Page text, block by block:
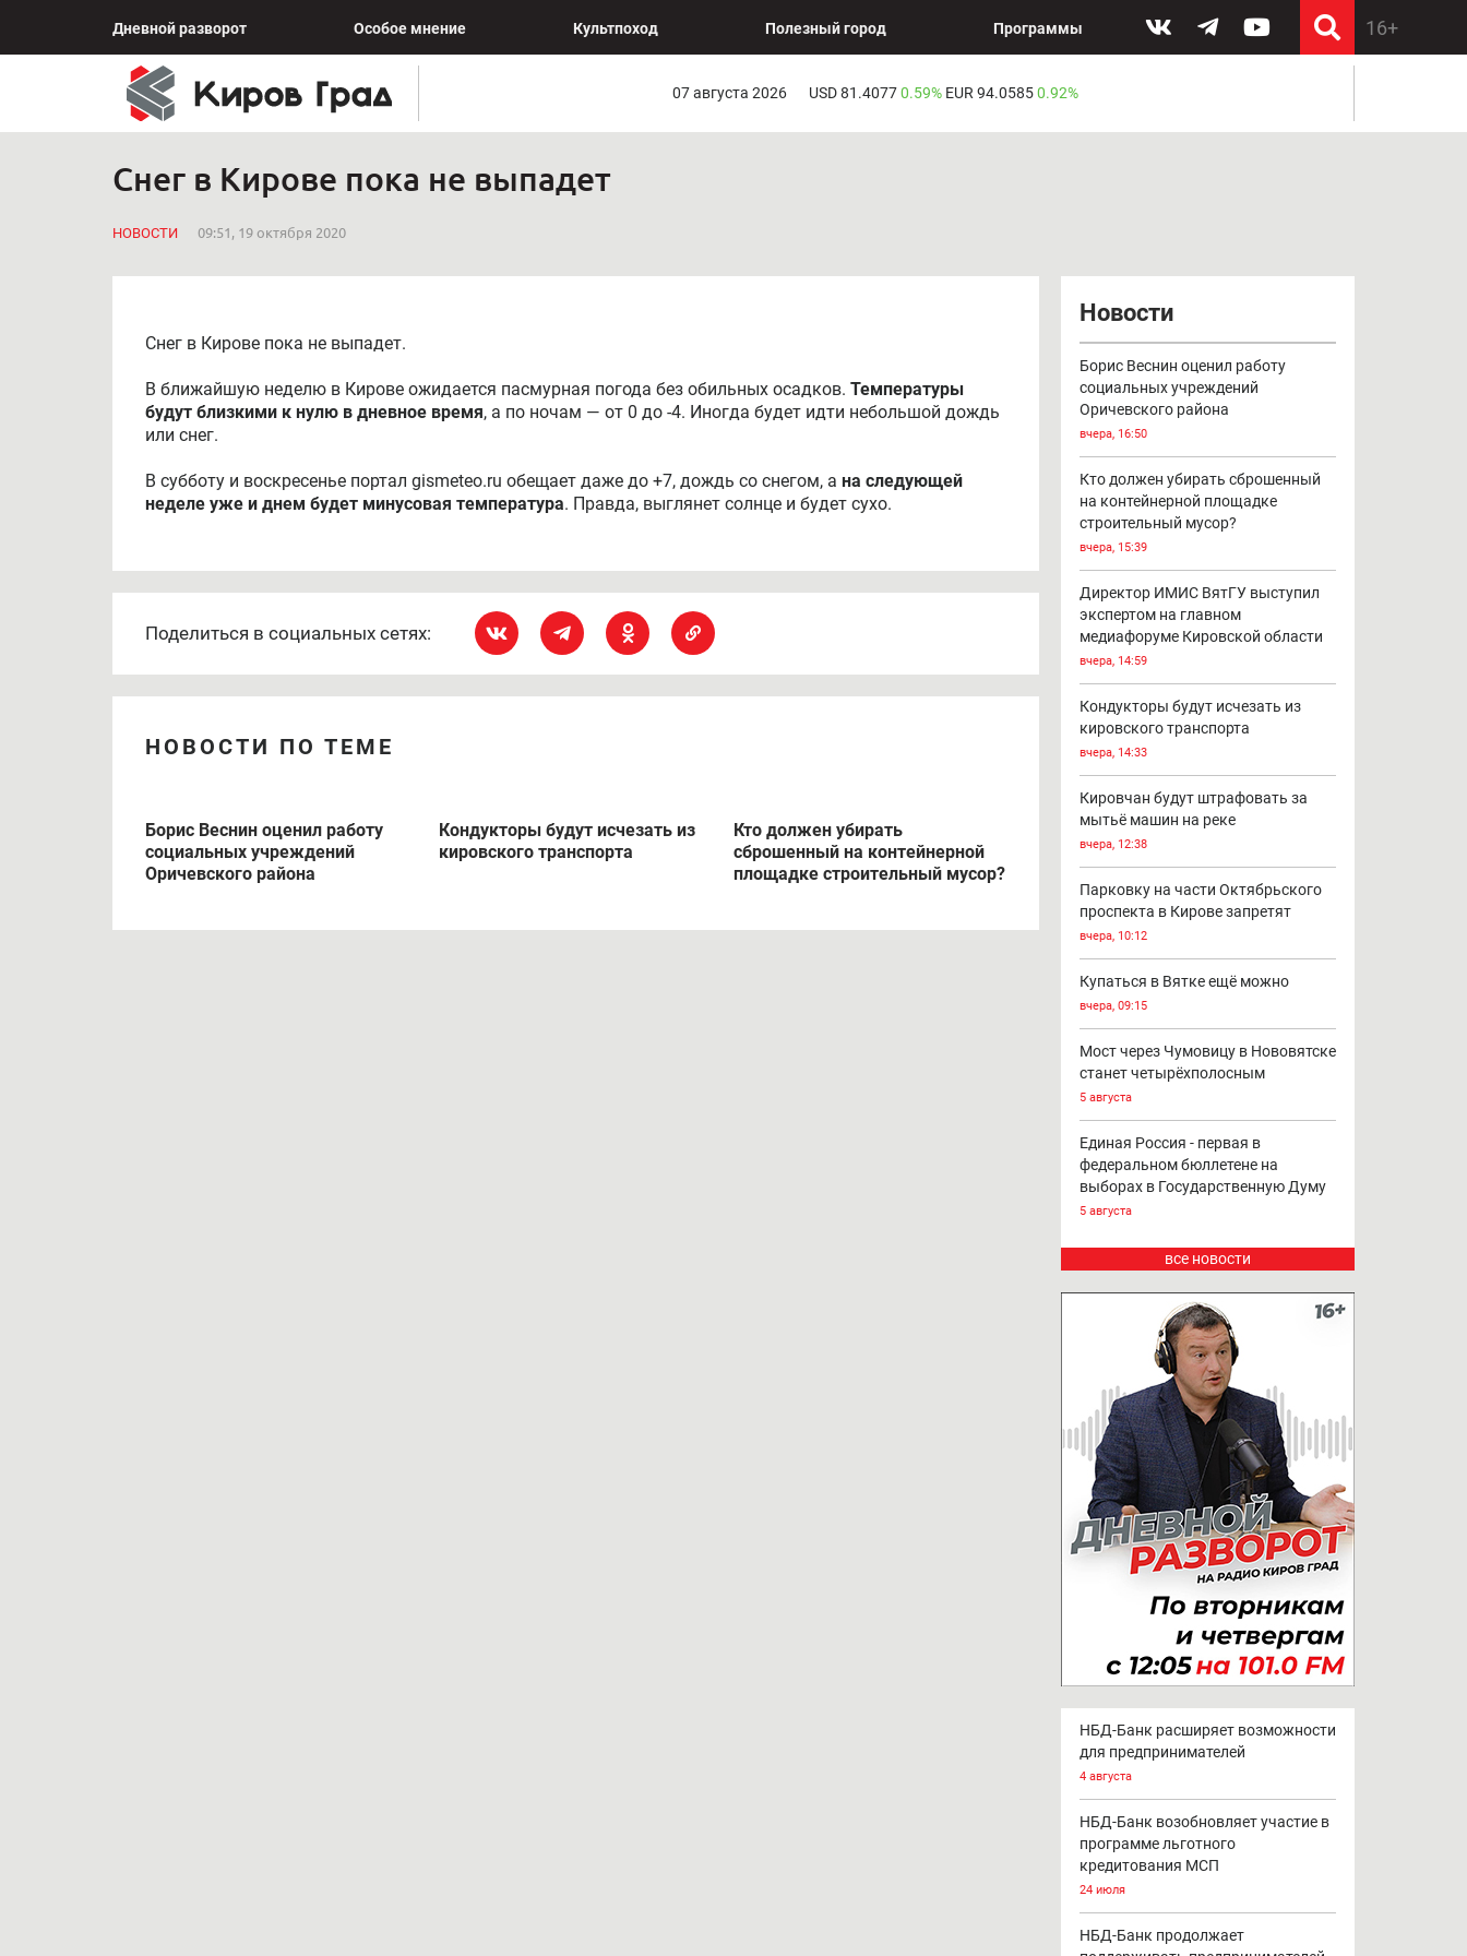
Дневной разворот Особое мнение Культпоход Полезный город Программы
07 августа 2026 USD 81.40770.59% EUR 94.05850.92%
Снег в Кирове пока не выпадет
НОВОСТИ 09:51, 19 октября 2020
Снег в Кирове пока не выпадет.
В ближайшую неделю в Кирове ожидается пасмурная погода без обильных осадков. Температуры
будут близкими к нулю в дневное время, а по ночам — от 0 до -4. Иногда будет идти небольшой дождь
или снег.
В субботу и воскресенье портал gismeteo.ru обещает даже до +7, дождь со снегом, а на следующей
неделе уже и днем будет минусовая температура. Правда, выглянет солнце и будет сухо.
Поделиться в социальных сетях:
НОВОСТИ ПО ТЕМЕ
Борис Веснин оценил работу
социальных учреждений
Оричевского района
Кондукторы будут исчезать из
кировского транспорта
Кто должен убирать
сброшенный на контейнерной
площадке строительный мусор?
Новости
Борис Веснин оценил работу
социальных учреждений
Оричевского района
вчера, 16:50
Кто должен убирать сброшенный
на контейнерной площадке
строительный мусор?
вчера, 15:39
Директор ИМИС ВятГУ выступил
экспертом на главном
медиафоруме Кировской области
вчера, 14:59
Кондукторы будут исчезать из
кировского транспорта
вчера, 14:33
Кировчан будут штрафовать за
мытьё машин на реке
вчера, 12:38
Парковку на части Октябрьского
проспекта в Кирове запретят
вчера, 10:12
Купаться в Вятке ещё можно
вчера, 09:15
Мост через Чумовицу в Нововятске
станет четырёхполосным
5 августа
Единая Россия - первая в
федеральном бюллетене на
выборах в Государственную Думу
5 августа
все новости
НБД-Банк расширяет возможности
для предпринимателей
4 августа
НБД-Банк возобновляет участие в
программе льготного
кредитования МСП
24 июля
НБД-Банк продолжает